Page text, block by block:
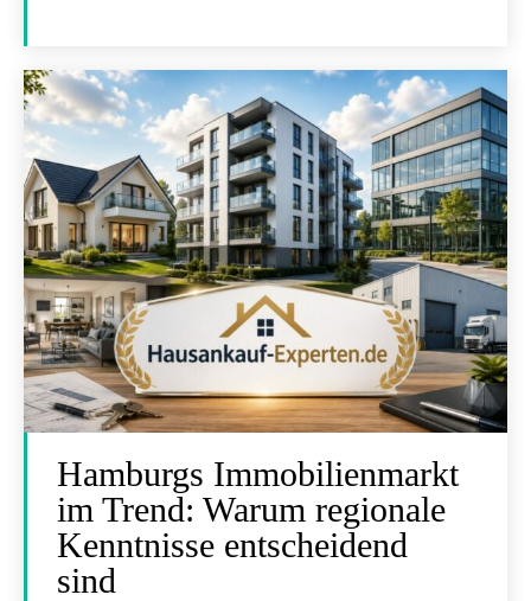
Hamburgs Immobilienmarkt
im Trend: Warum regionale
Kenntnisse entscheidend
sind